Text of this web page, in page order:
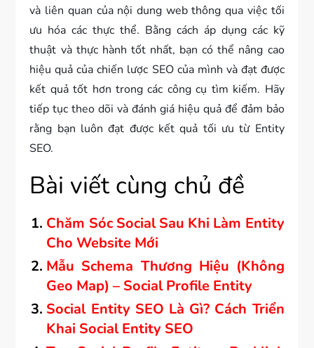
và liên quan của nội dung web thông qua việc tối
ưu hóa các thực thể. Bằng cách áp dụng các kỹ
thuật và thực hành tốt nhất, bạn có thể nâng cao
hiệu quả của chiến lược SEO của mình và đạt được
kết quả tốt hơn trong các công cụ tìm kiếm. Hãy
tiếp tục theo dõi và đánh giá hiệu quả để đảm bảo
rằng bạn luôn đạt được kết quả tối ưu từ Entity
SEO.
Bài viết cùng chủ đề
Chăm Sóc Social Sau Khi Làm Entity
Cho Website Mới
Mẫu Schema Thương Hiệu (Không
Geo Map) – Social Profile Entity
Social Entity SEO Là Gì? Cách Triển
Khai Social Entity SEO